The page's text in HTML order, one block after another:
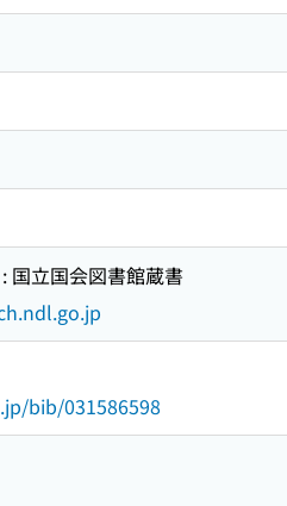
国立国会図書館蔵書
bib/031586598